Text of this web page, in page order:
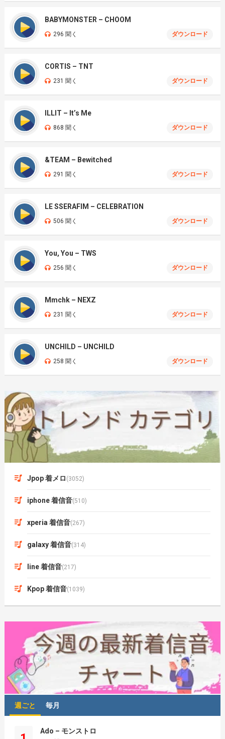
BABYMONSTER – CHOOM
296 聞く ダウンロード
CORTIS – TNT
231 聞く ダウンロード
ILLIT – It’s Me
868 聞く ダウンロード
&TEAM – Bewitched
291 聞く ダウンロード
LE SSERAFIM – CELEBRATION
506 聞く ダウンロード
You, You – TWS
256 聞く ダウンロード
Mmchk – NEXZ
231 聞く ダウンロード
UNCHILD – UNCHILD
258 聞く ダウンロード
Jpop 着メロ (3052)
iphone 着信音(510)
xperia 着信音(267)
galaxy 着信音(314)
line 着信音(217)
Kpop 着信音(1039)
週ごと 毎月
Ado – モンストロ